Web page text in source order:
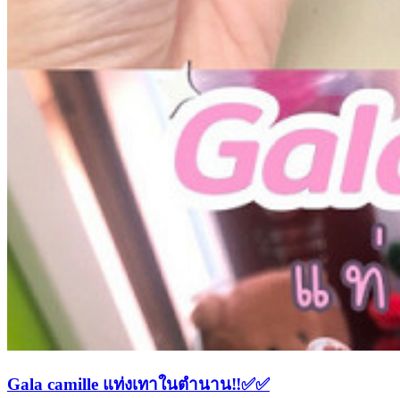
Gala camille แท่งเทาในตำนาน‼️✅✅